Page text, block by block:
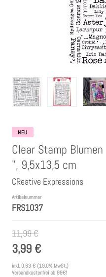
Embossing Pulver WOW
Kartendeko
Präge-, Universal-
Papiere
Bänder & Garn
Farben
Zubehör
NEU
Clear Stamp
", 9,5x13,5 cm
CReative Expressions
Artikelnummer
FRS1037
11,99 €
3,99 €
inkl. 0,63 € (19.0% MwSt.)
Versandkostenfrei ab 99€!